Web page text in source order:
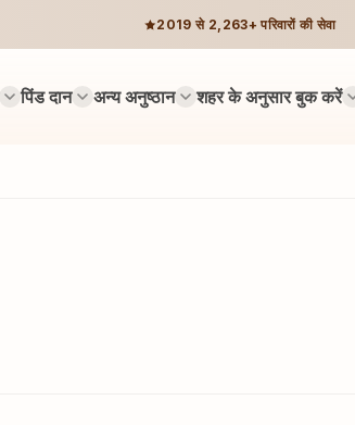
2019 से 2,263+ परिवारों की सेवा
पिंड दान अन्य अनुष्ठान शहर के अनुसार बुक करें